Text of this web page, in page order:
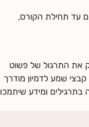
עד תחילת הקורס,
את התרגול של פשוט
שמע לדמיון מודרך
ומידע שיתמכו